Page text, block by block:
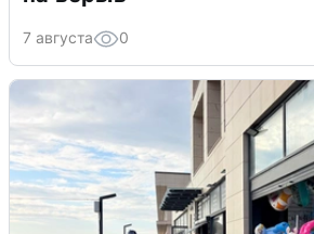
7 августа 0